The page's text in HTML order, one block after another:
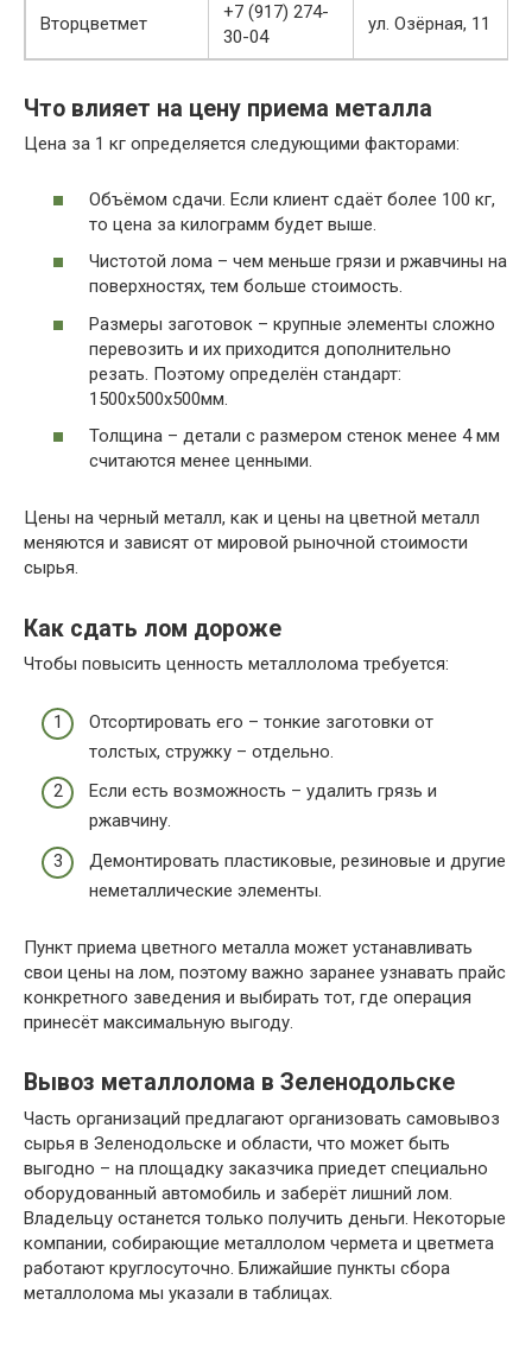
Вторцветмет
+7 (917) 274-
30-04
ул. Озёрная, 11
Что влияет на цену приема металла
Цена за 1 кг определяется следующими факторами:
Объёмом сдачи. Если клиент сдаёт более 100 кг,
то цена за килограмм будет выше.
Чистотой лома – чем меньше грязи и ржавчины на
поверхностях, тем больше стоимость.
Размеры заготовок – крупные элементы сложно
перевозить и их приходится дополнительно
резать. Поэтому определён стандарт:
1500х500х500мм.
Толщина – детали с размером стенок менее 4 мм
считаются менее ценными.
Цены на черный металл, как и цены на цветной металл
меняются и зависят от мировой рыночной стоимости
сырья.
Как сдать лом дороже
Чтобы повысить ценность металлолома требуется:
Отсортировать его – тонкие заготовки от
толстых, стружку – отдельно.
Если есть возможность – удалить грязь и
ржавчину.
Демонтировать пластиковые, резиновые и другие
неметаллические элементы.
Пункт приема цветного металла может устанавливать
свои цены на лом, поэтому важно заранее узнавать прайс
конкретного заведения и выбирать тот, где операция
принесёт максимальную выгоду.
Вывоз металлолома в Зеленодольске
Часть организаций предлагают организовать самовывоз
сырья в Зеленодольске и области, что может быть
выгодно – на площадку заказчика приедет специально
оборудованный автомобиль и заберёт лишний лом.
Владельцу останется только получить деньги. Некоторые
компании, собирающие металлолом чермета и цветмета
работают круглосуточно. Ближайшие пункты сбора
металлолома мы указали в таблицах.